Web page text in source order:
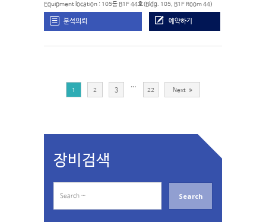
Equipment location : 105동 B1F 44호(Bldg. 105, B1F Room 44)
분석의뢰 예약하기
1 2 3 … 22 Next
장비검색
a